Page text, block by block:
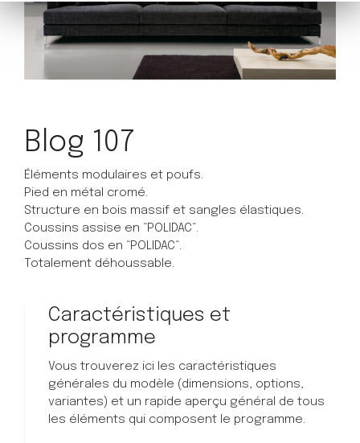
Blog 107
Éléments modulaires et poufs.
Pied en métal cromé.
Structure en bois massif et sangles élastiques.
Coussins assise en “POLIDAC“.
Coussins dos en “POLIDAC“.
Totalement déhoussable.
Caractéristiques et
programme
Vous trouverez ici les caractéristiques
générales du modèle (dimensions, options,
variantes) et un rapide aperçu général de tous
les éléments qui composent le programme.